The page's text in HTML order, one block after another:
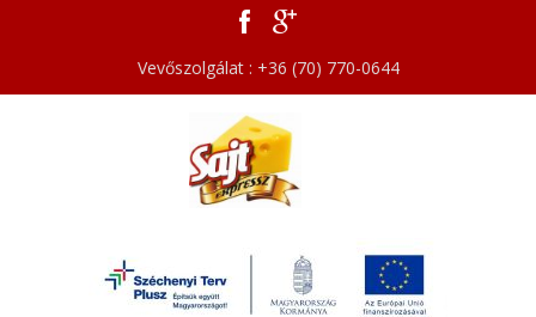
Vevőszolgálat : +36 (70) 770-0644